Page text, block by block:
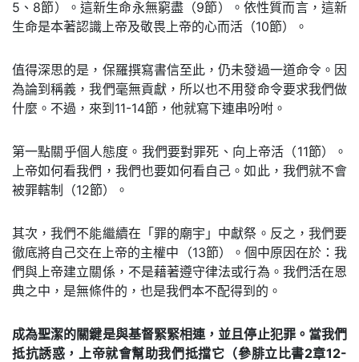
5、8節）。這新生命永無窮盡（9節）。依性質而言，這新
生命是本著認識上帝及敬畏上帝的心而活（10節）。
值得深思的是，保羅撰寫書信至此，仍未發過一道命令。因
為論到稱義，我們毫無貢獻，所以也不用發命令要求我們做
什麼。不過，來到11-14節，他就寫下連串吩咐。
第一點關乎個人態度。我們要對罪死、向上帝活（11節）。
上帝如何看我們，我們也要如何看自己。如此，我們就不會
被罪轄制（12節）。
其次，我們不能繼續在「罪的廟宇」中獻祭。反之，我們要
徹底將自己交在上帝的主權中（13節）。個中原因在於：我
們與上帝建立關係，不是藉著遵守律法或行為。我們活在恩
典之中，是無條件的，也是我們本不配得到的。
成為聖潔的關鍵是與基督緊緊相連，並且停止犯罪。當我們
抵抗誘惑，上帝就會幫助我們抵擋它（參腓立比書2章12-